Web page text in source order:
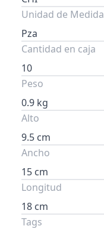
Unidad de Medida
Pza
Cantidad en caja
10
Peso
0.9 kg
Alto
9.5 cm
Ancho
15 cm
Longitud
18 cm
Tags